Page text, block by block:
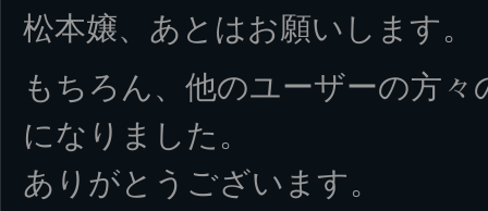
松本嬢、あとはお願いします。
もちろん、他のユーザーの方
になりました。
ありがとうございます。